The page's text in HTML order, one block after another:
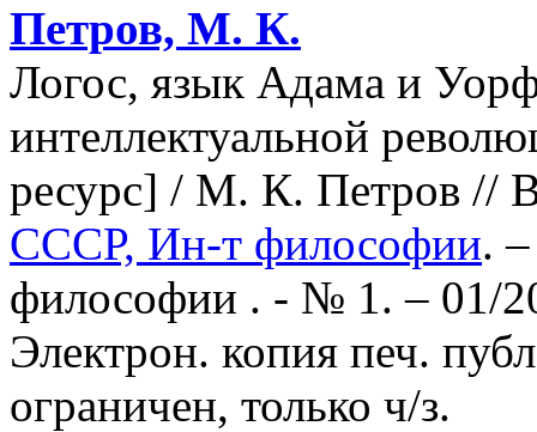
Петров, М. К.
Логос, язык Адама и
интеллектуальной
ресурс] / М. К. Петров //
СССР, Ин-т философии.
философии . - № 1. – 01/
Электрон. копия печ.
ограничен, только ч/з.